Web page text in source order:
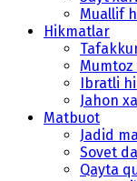
Muallif
Hikmatlar
Ibratli
Jahon
Matbuot
Jadid
Sovet
Qayta